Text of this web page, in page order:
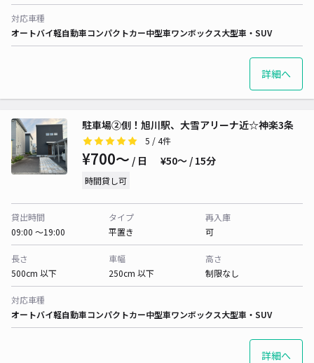
対応車種
オートバイ軽自動車コンパクトカー中型車ワンボックス大型車・SUV
詳細へ
駐車場②側！旭川駅、大雪アリーナ近☆神楽3条
5 / 4件
¥700〜 / 日 ¥50〜 / 15分
時間貸し可
貸出時間
09:00 〜19:00
タイプ
平置き
再入庫
可
長さ
500cm 以下
車幅
250cm 以下
高さ
制限なし
対応車種
オートバイ軽自動車コンパクトカー中型車ワンボックス大型車・SUV
詳細へ